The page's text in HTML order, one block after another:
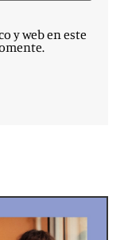
y web en este